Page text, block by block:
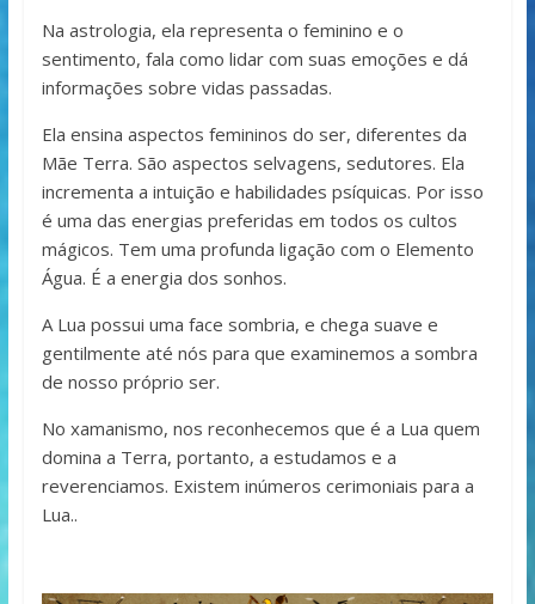
Na astrologia, ela representa o feminino e o
sentimento, fala como lidar com suas emoções e dá
informações sobre vidas passadas.
Ela ensina aspectos femininos do ser, diferentes da
Mãe Terra. São aspectos selvagens, sedutores. Ela
incrementa a intuição e habilidades psíquicas. Por isso
é uma das energias preferidas em todos os cultos
mágicos. Tem uma profunda ligação com o Elemento
Água. É a energia dos sonhos.
A Lua possui uma face sombria, e chega suave e
gentilmente até nós para que examinemos a sombra
de nosso próprio ser.
No xamanismo, nos reconhecemos que é a Lua quem
domina a Terra, portanto, a estudamos e a
reverenciamos. Existem inúmeros cerimoniais para a
Lua..